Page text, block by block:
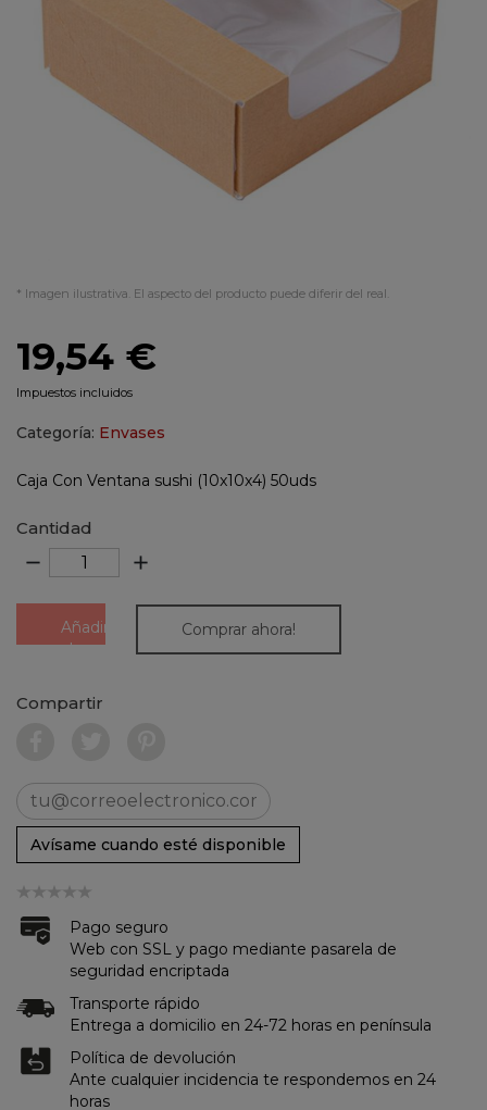
* Imagen ilustrativa. El aspecto del producto puede diferir del real.
19,54 €
Impuestos incluidos
Categoría: Envases
Caja Con Ventana sushi (10x10x4) 50uds
Cantidad
remove add
Añadir
al
Comprar ahora!
Compartir
Avísame cuando esté disponible
Pago seguro
Web con SSL y pago mediante pasarela de
seguridad encriptada
Transporte rápido
Entrega a domicilio en 24-72 horas en península
Política de devolución
Ante cualquier incidencia te respondemos en 24
horas